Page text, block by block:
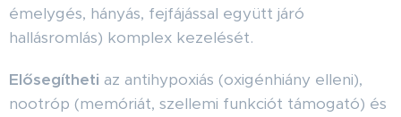
émelygés, hányás, fejfájással együtt járó
hallásromlás) komplex kezelését.
Elősegítheti az antihypoxiás (oxigénhiány elleni),
nootróp (memóriát, szellemi funkciót támogató) és